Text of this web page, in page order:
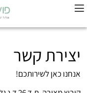
יצירת קשר
אנחנו כאן לשירותכם!